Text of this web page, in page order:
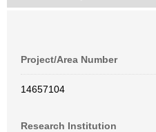
Project/Area Number
14657104
Research Institution